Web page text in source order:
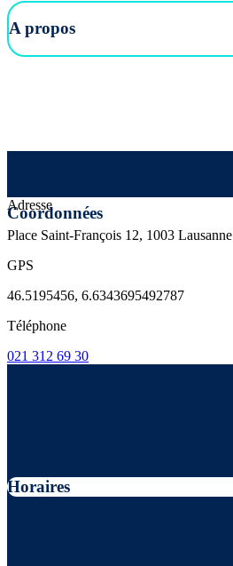
A propos
Coordonnées
Adresse
Place Saint-François 12, 1003 Lausanne
GPS
46.5195456, 6.6343695492787
Téléphone
021 312 69 30
Horaires